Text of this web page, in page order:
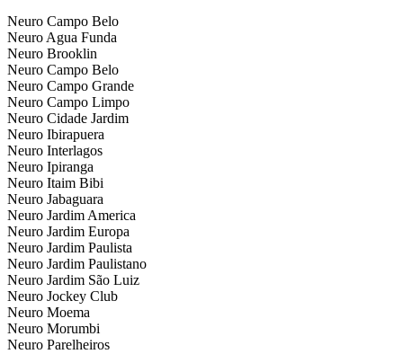
Neuro Campo Belo
Neuro Agua Funda
Neuro Brooklin
Neuro Campo Belo
Neuro Campo Grande
Neuro Campo Limpo
Neuro Cidade Jardim
Neuro Ibirapuera
Neuro Interlagos
Neuro Ipiranga
Neuro Itaim Bibi
Neuro Jabaguara
Neuro Jardim America
Neuro Jardim Europa
Neuro Jardim Paulista
Neuro Jardim Paulistano
Neuro Jardim São Luiz
Neuro Jockey Club
Neuro Moema
Neuro Morumbi
Neuro Parelheiros